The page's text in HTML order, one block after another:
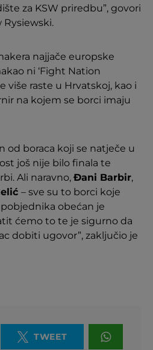
za KSW priredbu”, govori
Rysiewski.
najjače europske
ni ‘Fight Nation
više raste u Hrvatskoj, kao i
na kojem se borci imaju
od boraca koji se natječe u
još nije bilo finala te
Ali naravno, Đani Barbir,
– sve su to borci koje
obećan je
ćemo to te je sigurno da
dobiti ugovor”, zaključio je
TWEET